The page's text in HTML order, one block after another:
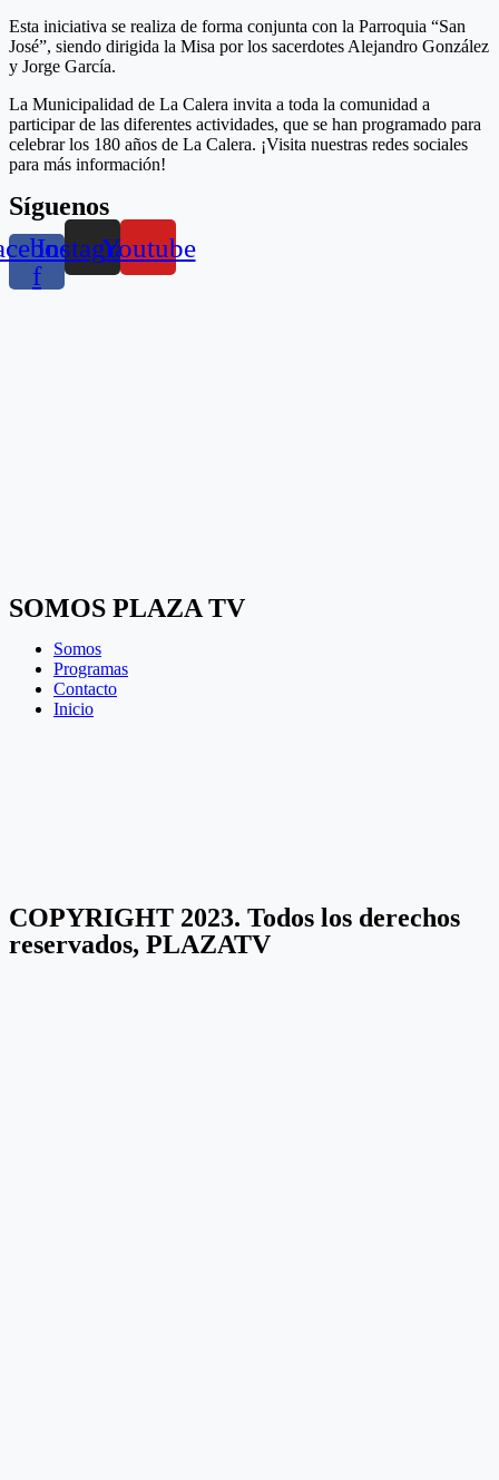
Esta iniciativa se realiza de forma conjunta con la Parroquia “San
José”, siendo dirigida la Misa por los sacerdotes Alejandro González
y Jorge García.
La Municipalidad de La Calera invita a toda la comunidad a
participar de las diferentes actividades, que se han programado para
celebrar los 180 años de La Calera. ¡Visita nuestras redes sociales
para más información!
Síguenos
f
InstagramYoutube
SOMOS PLAZA TV
Somos
Programas
Contacto
Inicio
COPYRIGHT 2023. Todos los derechos
reservados, PLAZATV